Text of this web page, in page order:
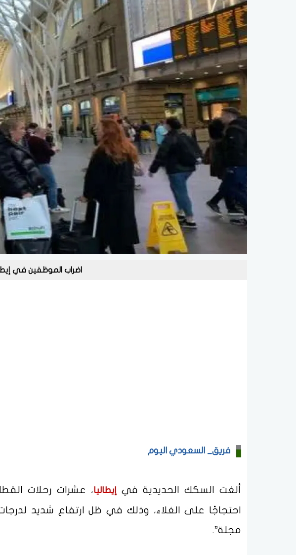
اضراب الموظفين في
فريق_ السعودي اليوم
ألغت السكك الحديدية في إيطاليا، عشرات رحلات
احتجاجًا على الغلاء، وذلك في ظل ارتفاع شديد
مجلة”.